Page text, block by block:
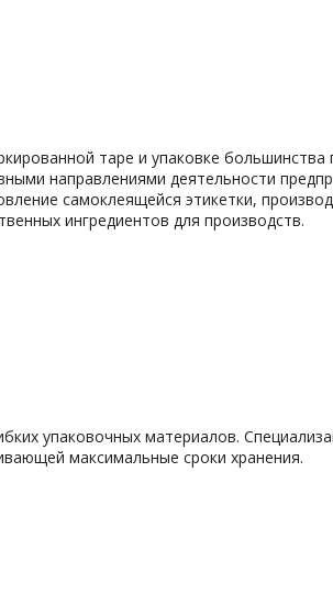
таре и упаковке большинства
направлениями деятельности
самоклеящейся этикетки,
ингредиентов для производств.
упаковочных материалов.
максимальные сроки хранения.